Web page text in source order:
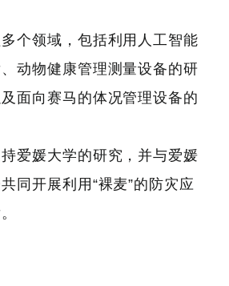
个领域，包括利用人工智能
动物健康管理测量设备的研
面向赛马的体况管理设备的
爱媛大学的研究，并与爱媛
同开展利用“裸麦”的防灾应